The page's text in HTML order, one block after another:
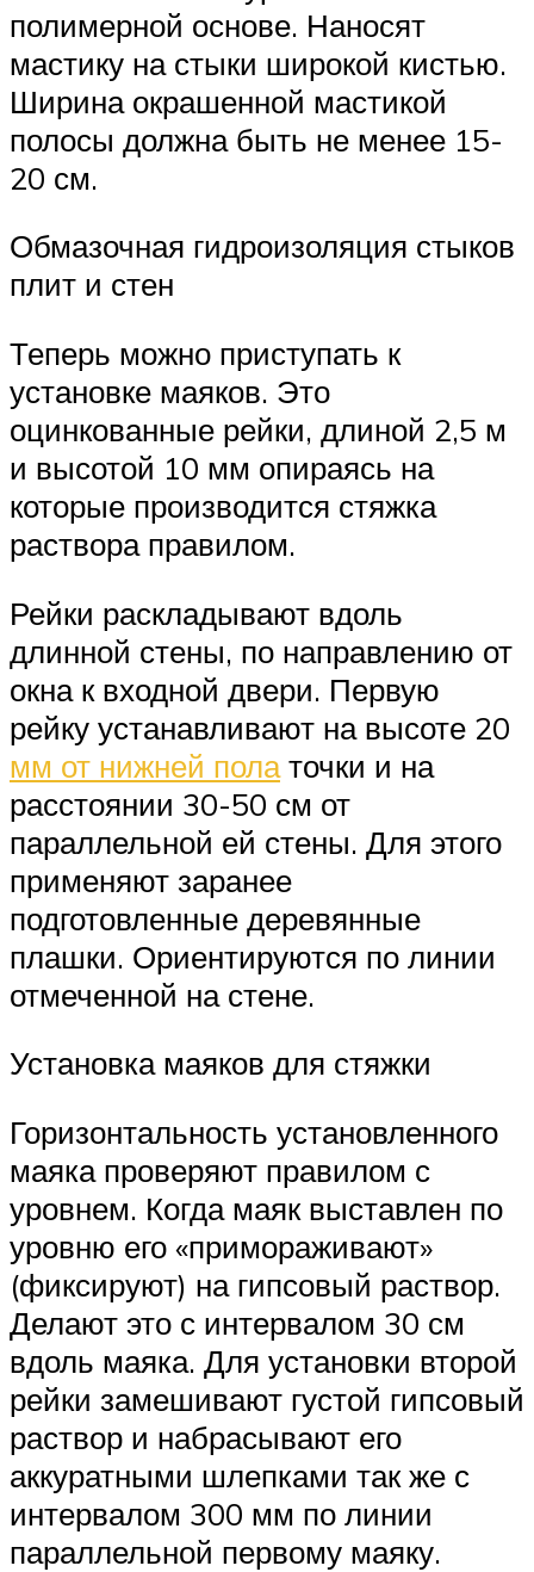
полимерной основе. Наносят
мастику на стыки широкой кистью.
Ширина окрашенной мастикой
полосы должна быть не менее 15-
20 см.
Обмазочная гидроизоляция стыков
плит и стен
Теперь можно приступать к
установке маяков. Это
оцинкованные рейки, длиной 2,5 м
и высотой 10 мм опираясь на
которые производится стяжка
раствора правилом.
Рейки раскладывают вдоль
длинной стены, по направлению от
окна к входной двери. Первую
рейку устанавливают на высоте 20
мм от нижней полаточки и на
расстоянии 30-50 см от
параллельной ей стены. Для этого
применяют заранее
подготовленные деревянные
плашки. Ориентируются по линии
отмеченной на стене.
Установка маяков для стяжки
Горизонтальность установленного
маяка проверяют правилом с
уровнем. Когда маяк выставлен по
уровню его «примораживают»
(фиксируют) на гипсовый раствор.
Делают это с интервалом 30 см
вдоль маяка. Для установки второй
рейки замешивают густой гипсовый
раствор и набрасывают его
аккуратными шлепками так же с
интервалом 300 мм по линии
параллельной первому маяку.